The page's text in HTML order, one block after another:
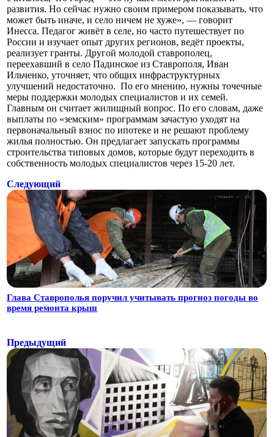
развития. Но сейчас нужно своим примером показывать, что
может быть иначе, и село ничем не хуже», — говорит
Инесса. Педагог живёт в селе, но часто путешествует по
России и изучает опыт других регионов, ведёт проекты,
реализует гранты. Другой молодой ставрополец,
переехавший в село Падинское из Ставрополя, Иван
Ильченко, уточняет, что общих инфраструктурных
улучшений недостаточно. По его мнению, нужны точечные
меры поддержки молодых специалистов и их семей.
Главным он считает жилищный вопрос. По его словам, даже
выплаты по «земским» программам зачастую уходят на
первоначальный взнос по ипотеке и не решают проблему
жилья полностью. Он предлагает запускать программы
строительства типовых домов, которые будут переходить в
собственность молодых специалистов через 15-20 лет.
Следующий
Глава Ставрополья поручил учитывать прогноз погоды во
время ремонта крыш
Предыдущий